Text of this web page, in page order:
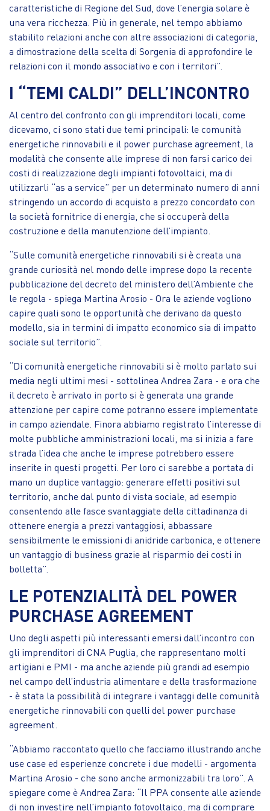
caratteristiche di Regione del Sud, dove l’energia solare è
una vera ricchezza. Più in generale, nel tempo abbiamo
stabilito relazioni anche con altre associazioni di categoria,
a dimostrazione della scelta di Sorgenia di approfondire le
relazioni con il mondo associativo e con i territori”.
I “TEMI CALDI” DELL’INCONTRO
Al centro del confronto con gli imprenditori locali, come
dicevamo, ci sono stati due temi principali: le comunità
energetiche rinnovabili e il power purchase agreement, la
modalità che consente alle imprese di non farsi carico dei
costi di realizzazione degli impianti fotovoltaici, ma di
utilizzarli “as a service” per un determinato numero di anni
stringendo un accordo di acquisto a prezzo concordato con
la società fornitrice di energia, che si occuperà della
costruzione e della manutenzione dell’impianto.
“Sulle comunità energetiche rinnovabili si è creata una
grande curiosità nel mondo delle imprese dopo la recente
pubblicazione del decreto del ministero dell’Ambiente che
le regola - spiega Martina Arosio - Ora le aziende vogliono
capire quali sono le opportunità che derivano da questo
modello, sia in termini di impatto economico sia di impatto
sociale sul territorio”.
“Di comunità energetiche rinnovabili si è molto parlato sui
media negli ultimi mesi - sottolinea Andrea Zara - e ora che
il decreto è arrivato in porto si è generata una grande
attenzione per capire come potranno essere implementate
in campo aziendale. Finora abbiamo registrato l’interesse di
molte pubbliche amministrazioni locali, ma si inizia a fare
strada l’idea che anche le imprese potrebbero essere
inserite in questi progetti. Per loro ci sarebbe a portata di
mano un duplice vantaggio: generare effetti positivi sul
territorio, anche dal punto di vista sociale, ad esempio
consentendo alle fasce svantaggiate della cittadinanza di
ottenere energia a prezzi vantaggiosi, abbassare
sensibilmente le emissioni di anidride carbonica, e ottenere
un vantaggio di business grazie al risparmio dei costi in
bolletta”.
LE POTENZIALITÀ DEL POWER
PURCHASE AGREEMENT
Uno degli aspetti più interessanti emersi dall’incontro con
gli imprenditori di CNA Puglia, che rappresentano molti
artigiani e PMI - ma anche aziende più grandi ad esempio
nel campo dell’industria alimentare e della trasformazione
- è stata la possibilità di integrare i vantaggi delle comunità
energetiche rinnovabili con quelli del power purchase
agreement.
“Abbiamo raccontato quello che facciamo illustrando anche
use case ed esperienze concrete i due modelli - argomenta
Martina Arosio - che sono anche armonizzabili tra loro”. A
spiegare come è Andrea Zara: “Il PPA consente alle aziende
di non investire nell’impianto fotovoltaico, ma di comprare